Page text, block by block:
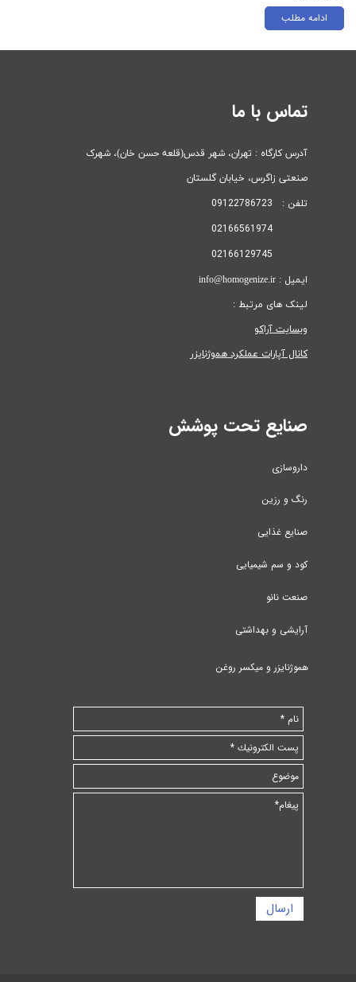
ادامه مطلب
تماس با ما
آدرس کارگاه : تهران، شهر قدس(قلعه حسن خان)، ​​​​​​​شهرک
صنعتی زاگرس، خیابان گلستان
تلفن : 09122786723
02166561974
ایمیل : info@homogenize.ir
لینک های مرتبط :
وبسایت آراکو
کانال آپارات عملکرد هموژنایزر
صنایع تحت پوشش
داروسازی
رنگ و رزین
صنایع غذایی
کود و سم شیمیایی
صنعت نانو
آرایشی و بهداشتی
هموژنایزر و میکسر روغن
ارسال